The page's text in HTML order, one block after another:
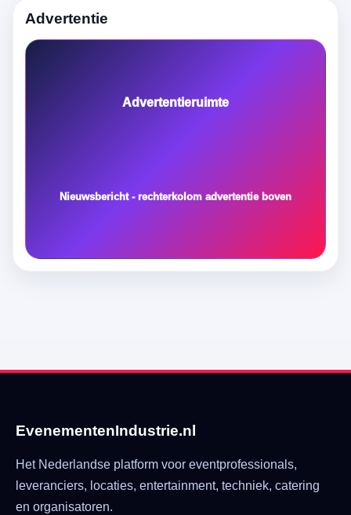
Advertentie
Advertentieruimte
Nieuwsbericht - rechterkolom advertentie boven
EvenementenIndustrie.nl
Het Nederlandse platform voor eventprofessionals,
leveranciers, locaties, entertainment, techniek, catering
en organisatoren.